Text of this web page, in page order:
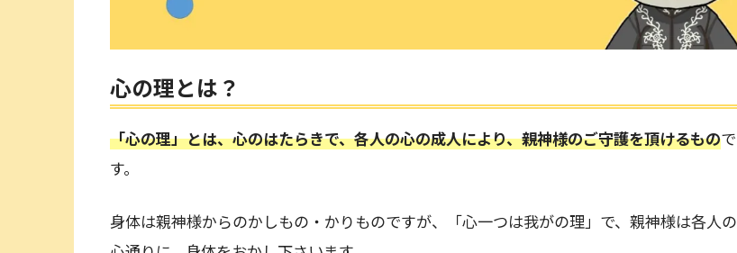
心の理とは？
「心の理」とは、心のはたらきで、各人の心の成人により、親神様のご守護を頂けるもので
す。
身体は親神様からのかしもの・かりものですが、「心一つは我がの理」で、親神様は各人の